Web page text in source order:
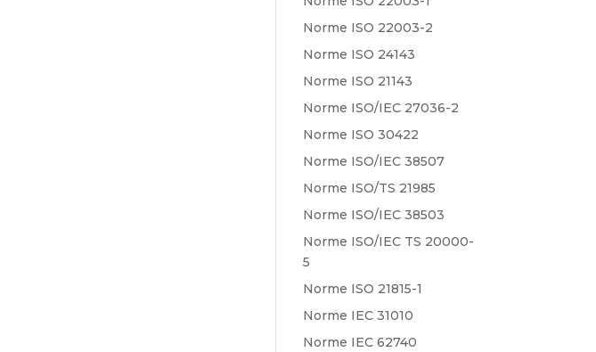
Norme ISO 22003-2
Norme ISO 24143
Norme ISO 21143
Norme ISO/IEC 27036-2
Norme ISO 30422
Norme ISO/IEC 38507
Norme ISO/TS 21985
Norme ISO/IEC 38503
Norme ISO/IEC TS 20000-
5
Norme ISO 21815-1
Norme IEC 31010
Norme IEC 62740